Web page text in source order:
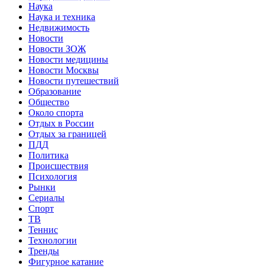
Наука
Наука и техника
Недвижимость
Новости
Новости ЗОЖ
Новости медицины
Новости Москвы
Новости путешествий
Образование
Общество
Около спорта
Отдых в России
Отдых за границей
ПДД
Политика
Происшествия
Психология
Рынки
Сериалы
Спорт
ТВ
Теннис
Технологии
Тренды
Фигурное катание